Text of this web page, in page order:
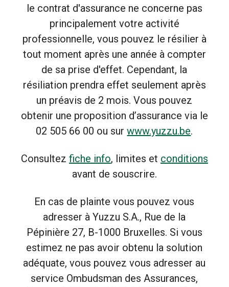
le contrat d'assurance ne concerne pas
principalement votre activité
professionnelle, vous pouvez le résilier à
tout moment après une année à compter
de sa prise d'effet. Cependant, la
résiliation prendra effet seulement après
un préavis de 2 mois. Vous pouvez
obtenir une proposition d’assurance via le
02 505 66 00 ou surwww.yuzzu.be.
Consultez fiche info, limites et conditions
avant de souscrire.
En cas de plainte vous pouvez vous
adresser à Yuzzu S.A., Rue de la
Pépinière 27, B-1000 Bruxelles. Si vous
estimez ne pas avoir obtenu la solution
adéquate, vous pouvez vous adresser au
service Ombudsman des Assurances,